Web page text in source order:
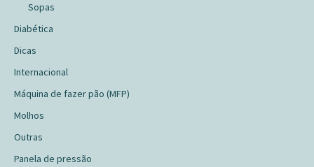
Sopas
Diabética
Dicas
Internacional
Máquina de fazer pão (MFP)
Molhos
Outras
Panela de pressão